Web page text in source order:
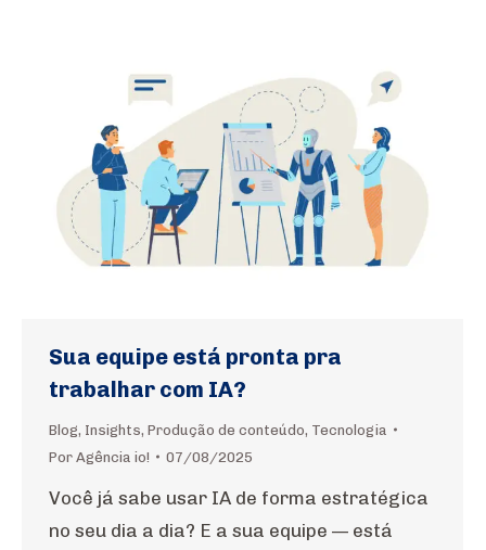
Sua equipe está pronta pra
trabalhar com IA?
Blog, Insights, Produção de conteúdo, Tecnologia
Por Agência io! 07/08/2025
Você já sabe usar IA de forma estratégica
no seu dia a dia? E a sua equipe — está